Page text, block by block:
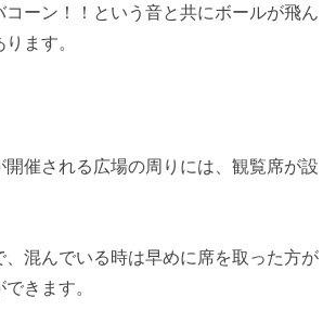
コーン！！という音と共にボールが飛ん
ます。
開催される広場の周りには、観覧席が設
混んでいる時は早めに席を取った方が
きます。